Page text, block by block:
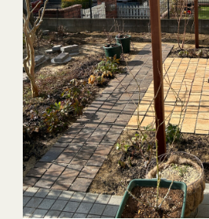
WORKS
TOPICS
SHOP
FAQ
RECRUIT
FUKUSHIMA
KORIYAMA